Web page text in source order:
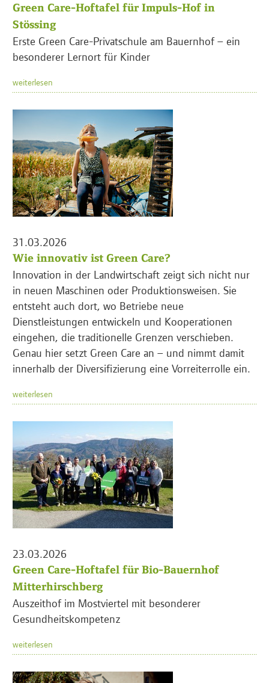
Green Care-Hoftafel für Impuls-Hof in
Stössing
Erste Green Care-Privatschule am Bauernhof – ein
besonderer Lernort für Kinder
weiterlesen
31.03.2026
Wie innovativ ist Green Care?
Innovation in der Landwirtschaft zeigt sich nicht nur
in neuen Maschinen oder Produktionsweisen. Sie
entsteht auch dort, wo Betriebe neue
Dienstleistungen entwickeln und Kooperationen
eingehen, die traditionelle Grenzen verschieben.
Genau hier setzt Green Care an – und nimmt damit
innerhalb der Diversifizierung eine Vorreiterrolle ein.
weiterlesen
23.03.2026
Green Care-Hoftafel für Bio-Bauernhof
Mitterhirschberg
Auszeithof im Mostviertel mit besonderer
Gesundheitskompetenz
weiterlesen